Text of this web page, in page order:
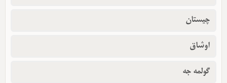
چیستان
اوشاق
گولمه جه